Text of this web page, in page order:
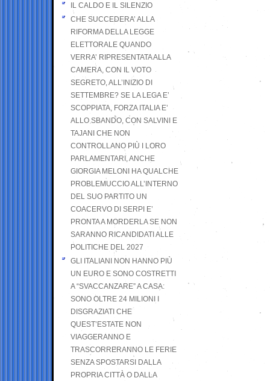
IL CALDO E IL SILENZIO
CHE SUCCEDERA’ ALLA
RIFORMA DELLA LEGGE
ELETTORALE QUANDO
VERRA’ RIPRESENTATA ALLA
CAMERA, CON IL VOTO
SEGRETO, ALL’INIZIO DI
SETTEMBRE? SE LA LEGA E’
SCOPPIATA, FORZA ITALIA E’
ALLO SBANDO, CON SALVINI E
TAJANI CHE NON
CONTROLLANO PIÙ I LORO
PARLAMENTARI, ANCHE
GIORGIA MELONI HA QUALCHE
PROBLEMUCCIO ALL’INTERNO
DEL SUO PARTITO UN
COACERVO DI SERPI E’
PRONTA A MORDERLA SE NON
SARANNO RICANDIDATI ALLE
POLITICHE DEL 2027
GLI ITALIANI NON HANNO PIÙ
UN EURO E SONO COSTRETTI
A “SVACCANZARE” A CASA:
SONO OLTRE 24 MILIONI I
DISGRAZIATI CHE
QUEST’ESTATE NON
VIAGGERANNO E
TRASCORRERANNO LE FERIE
SENZA SPOSTARSI DALLA
PROPRIA CITTÀ O DALLA